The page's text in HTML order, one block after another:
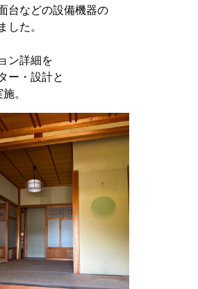
台などの設備機器の
した。
ン詳細を
ー・設計と
。